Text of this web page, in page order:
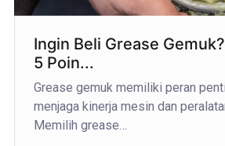
Ingin Beli Grease
5 Poin...
Grease gemuk memiliki peran
menjaga kinerja mesin dan
Memilih grease…